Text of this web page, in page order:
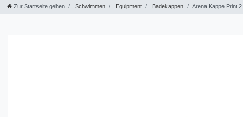
Zur Startseite gehen Schwimmen Equipment Badekappen Arena Kappe Print